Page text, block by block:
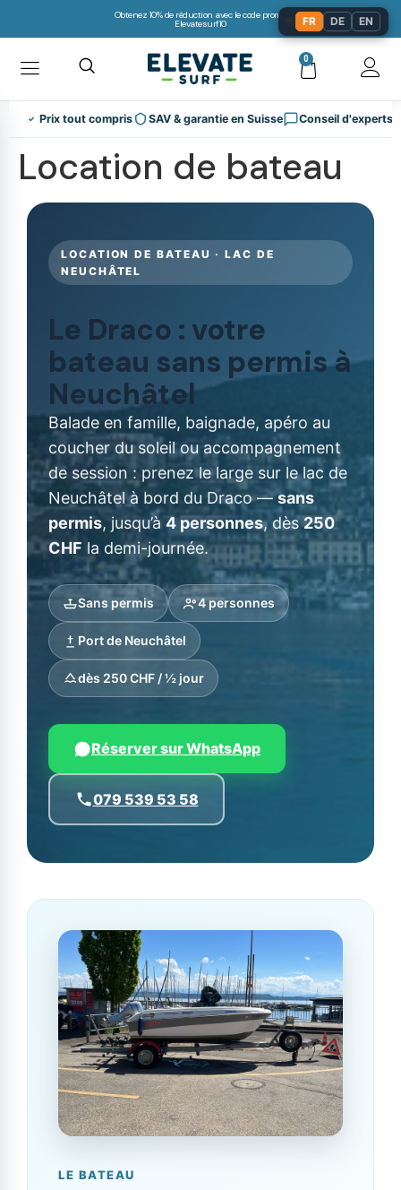
Obtenez 10% de réduction avec le code promo:
Elevatesurf10
0
Prix tout compris SAV & garantie en Suisse Conseil d'experts
Location de bateau
LOCATION DE BATEAU · LAC DE
NEUCHÂTEL
Le Draco : votre
bateau sans permis à
Neuchâtel
Balade en famille, baignade, apéro au
coucher du soleil ou accompagnement
de session : prenez le large sur le lac de
Neuchâtel à bord du Draco —sans
permis, jusqu’à 4 personnes, dès250
CHF la demi-journée.
Sans permis 4 personnes
Port de Neuchâtel
dès 250 CHF / ½ jour
Réserver sur WhatsApp
079 539 53 58
LE BATEAU
FR DE EN